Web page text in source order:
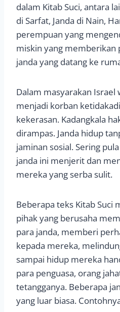
dalam Kitab Suci, antara
di Sarfat, Janda di Nain,
perempuan yang
miskin yang memberikan
janda yang datang ke
Dalam masyarakan Israel
menjadi korban
kekerasan. Kadangkala
dirampas. Janda hidup
jaminan sosial. Sering
janda ini menjerit dan
mereka yang serba sulit.
Beberapa teks Kitab Suci
pihak yang berusaha
para janda, memberi
kepada mereka,
sampai hidup mereka
para penguasa, orang
tetangganya. Beberapa
yang luar biasa.